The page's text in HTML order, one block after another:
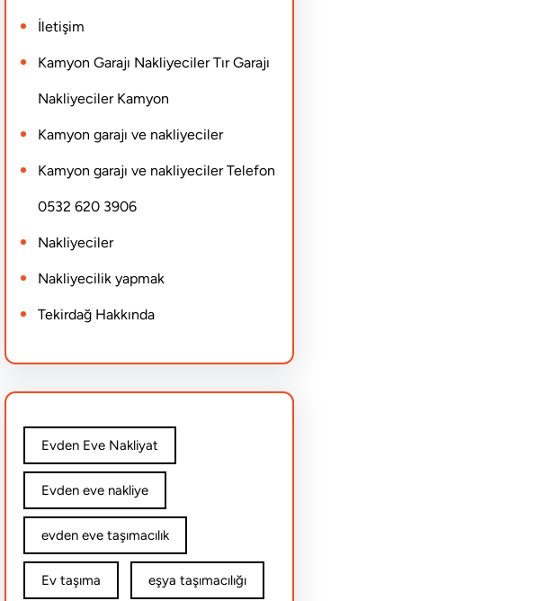
İletişim
Kamyon Garajı Nakliyeciler Tır Garajı
Nakliyeciler Kamyon
Kamyon garajı ve nakliyeciler
Kamyon garajı ve nakliyeciler Telefon
0532 620 3906
Nakliyeciler
Nakliyecilik yapmak
Tekirdağ Hakkında
Evden Eve Nakliyat
Evden eve nakliye
evden eve taşımacılık
Ev taşıma eşya taşımacılığı